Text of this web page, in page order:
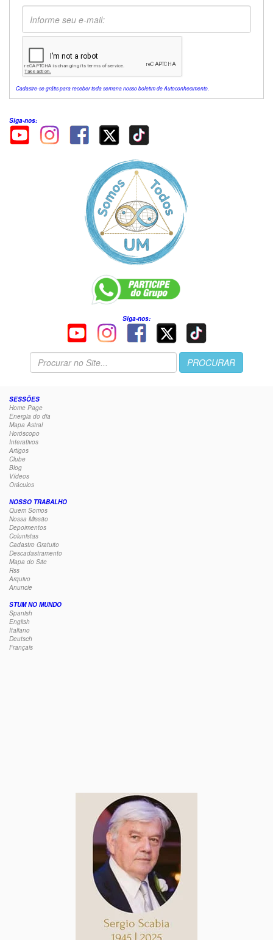
Cadastre-se grátis para receber toda semana nosso boletim de Autoconhecimento.
Siga-nos:
Siga-nos:
SESSÕES
Home Page
Energia do dia
Mapa Astral
Horóscopo
Interativos
Artigos
Clube
Blog
Vídeos
Oráculos
NOSSO TRABALHO
Quem Somos
Nossa Missão
Depoimentos
Colunistas
Cadastro Gratuito
Descadastramento
Mapa do Site
Rss
Arquivo
Anuncie
STUM NO MUNDO
Spanish
English
Italiano
Deutsch
Français